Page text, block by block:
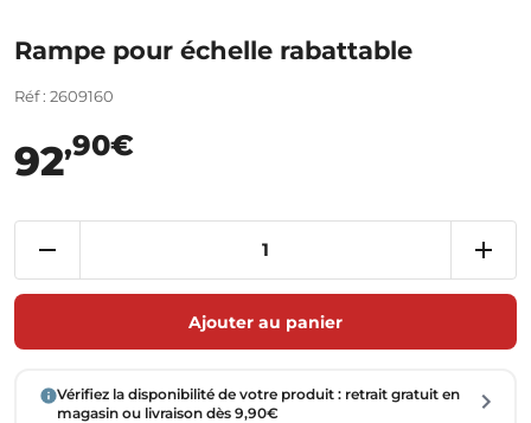
Rampe pour échelle rabattable
Réf : 2609160
92,90€
Ajouter au panier
Vérifiez la disponibilité de votre produit : retrait gratuit en
magasin ou livraison dès 9,90€